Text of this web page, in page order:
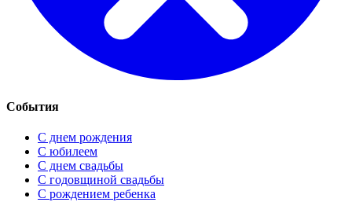
События
С днем рождения
С юбилеем
С днем свадьбы
С годовщиной свадьбы
С рождением ребенка